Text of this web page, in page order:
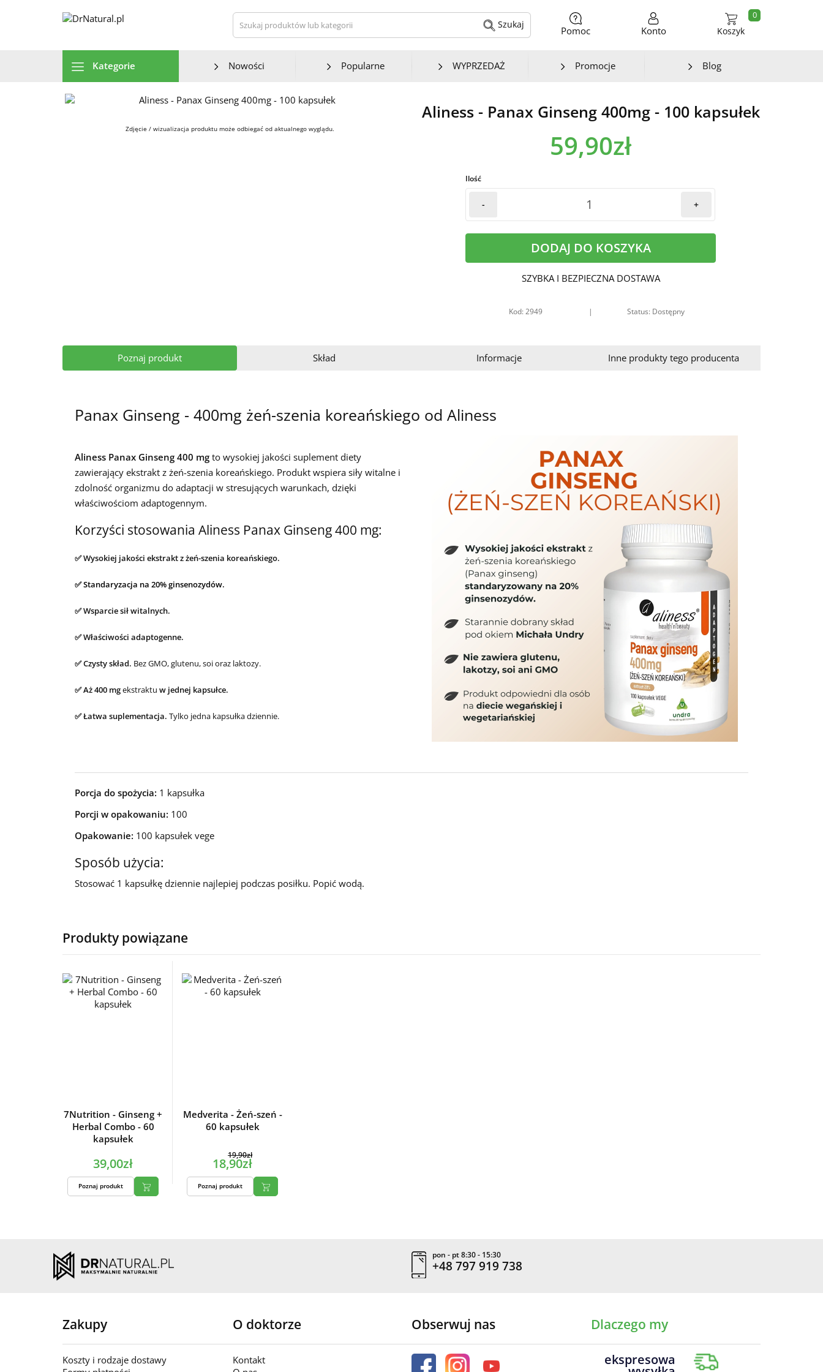
Szukaj produktów lub kategorii Szukaj
Pomoc Konto Koszyk
0
Kategorie Nowości Popularne WYPRZEDAŻ Promocje Blog
Zdjęcie / wizualizacja produktu może odbiegać od aktualnego wyglądu.
Aliness - Panax Ginseng 400mg - 100 kapsułek
59,90zł
Ilość
- +
DODAJ DO KOSZYKA
SZYBKA I BEZPIECZNA DOSTAWA
Kod: 2949 | Status: Dostępny
Poznaj produkt Skład Informacje Inne produkty tego producenta
Panax Ginseng - 400mg żeń-szenia koreańskiego od Aliness
Aliness Panax Ginseng 400 mg to wysokiej jakości suplement diety
zawierający ekstrakt z żeń-szenia koreańskiego. Produkt wspiera siły witalne i
zdolność organizmu do adaptacji w stresujących warunkach, dzięki
właściwościom adaptogennym.
Korzyści stosowania Aliness Panax Ginseng 400 mg:
✅ Wysokiej jakości ekstrakt z żeń-szenia koreańskiego.
✅ Standaryzacja na 20% ginsenozydów.
✅Wsparcie sił witalnych.
✅ Właściwości adaptogenne.
✅ Czysty skład. Bez GMO, glutenu, soi oraz laktozy.
✅ Aż400 mgekstraktu w jednej kapsułce.
✅ Łatwa suplementacja. Tylko jedna kapsułka dziennie.
Porcja do spożycia: 1 kapsułka
Porcji w opakowaniu: 100
Opakowanie: 100 kapsułek vege
Sposób użycia:
Stosować 1 kapsułkę dziennie najlepiej podczas posiłku. Popić wodą.
Produkty powiązane
7Nutrition - Ginseng +
Herbal Combo - 60
kapsułek
39,00zł
Poznaj produkt
Medverita - Żeń-szeń -
60 kapsułek
19,90zł
18,90zł
Poznaj produkt
pon - pt 8:30 - 15:30
+48 797 919 738
Zakupy
Koszty i rodzaje dostawy
O doktorze
Kontakt
Obserwuj nas Dlaczego my
ekspresowa